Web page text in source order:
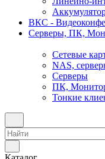
ВКС -
Серверы, ПК,
Сетевые
NAS,
Серверы
ПК,
Тонкие